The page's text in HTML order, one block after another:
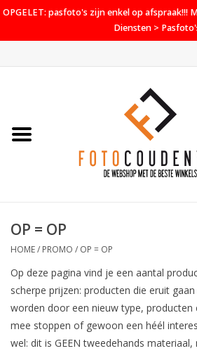
OPGELET: pasfoto's zijn enkel op afspraak!!!
Diensten >
Home
PROMO
Diensten
Contact
OP = OP
HOME/ PROMO / OP = OP
Op deze pagina vind je een aantal
scherpe prijzen: producten die eruit
worden door een nieuw type,
mee stoppen of gewoon een héél
wel: dit is GEEN tweedehands